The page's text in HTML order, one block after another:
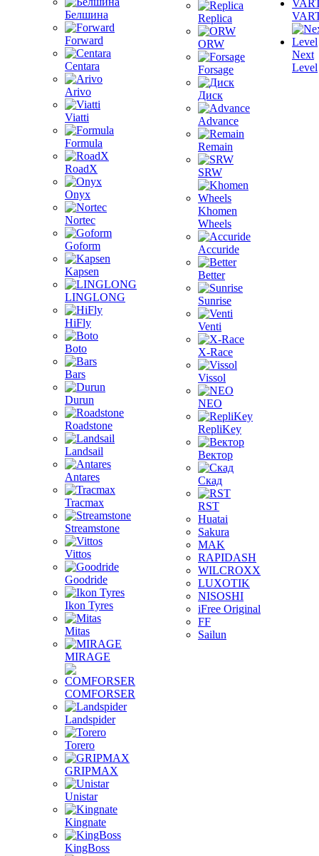
Белшина
Forward
Centara
Arivo
Viatti
Formula
RoadX
Onyx
Nortec
Goform
Kapsen
LINGLONG
HiFly
Boto
Bars
Durun
Roadstone
Landsail
Antares
Tracmax
Streamstone
Vittos
Goodride
Ikon Tyres
Mitas
MIRAGE
COMFORSER
Landspider
Torero
GRIPMAX
Unistar
Kingnate
KingBoss
Replica
ORW
Forsage
Диск
Advance
Remain
SRW
Khomen
Wheels
Accuride
Better
Sunrise
Venti
X-Race
Vissol
NEO
RepliKey
Вектор
Скад
RST
Huatai
Sakura
MAK
RAPIDASH
WILCROXX
LUXOTIK
NISOSHI
iFree Original
FF
Sailun
Next
Level